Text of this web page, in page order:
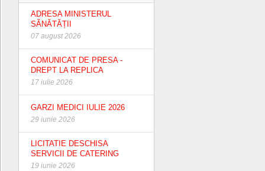
ADRESA MINISTERUL
SĂNĂTĂȚII
07 august 2026
COMUNICAT DE PRESA -
DREPT LA REPLICA
17 iulie 2026
GARZI MEDICI IULIE 2026
29 iunie 2026
LICITATIE DESCHISA
SERVICII DE CATERING
19 iunie 2026